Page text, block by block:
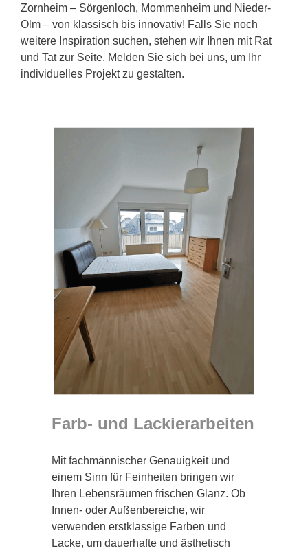
Zornheim – Sörgenloch, Mommenheim und Nieder-
Olm – von klassisch bis innovativ! Falls Sie noch
weitere Inspiration suchen, stehen wir Ihnen mit Rat
und Tat zur Seite. Melden Sie sich bei uns, um Ihr
individuelles Projekt zu gestalten.
Farb- und Lackierarbeiten
Mit fachmännischer Genauigkeit und
einem Sinn für Feinheiten bringen wir
Ihren Lebensräumen frischen Glanz. Ob
Innen- oder Außenbereiche, wir
verwenden erstklassige Farben und
Lacke, um dauerhafte und ästhetisch